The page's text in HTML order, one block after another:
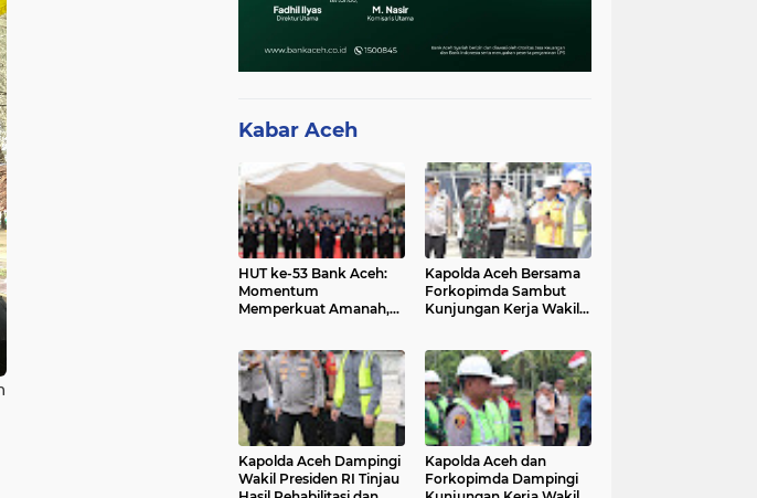
Kabar Aceh
HUT ke-53 Bank Aceh:
Momentum
Memperkuat Amanah,
Kapolda Aceh Bersama
Forkopimda Sambut
Kunjungan Kerja Wakil
Kapolda Aceh Dampingi
Wakil Presiden RI Tinjau
Kapolda Aceh dan
Forkopimda Dampingi